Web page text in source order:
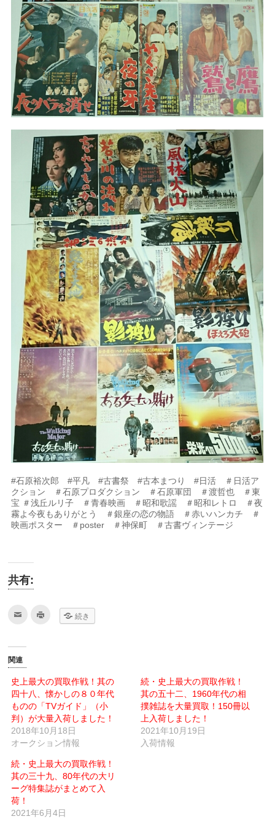
#石原裕次郎 #平凡 #古書祭 #古本まつり #日活 ＃日活ア
クション ＃石原プロダクション ＃石原軍団 ＃渡哲也 ＃東
宝 ＃浅丘ルリ子 ＃青春映画 ＃昭和歌謡 ＃昭和レトロ ＃夜
霧よ今夜もありがとう ＃銀座の恋の物語 ＃赤いハンカチ ＃
映画ポスター ＃poster ＃神保町 ＃古書ヴィンテージ
共有:
て
メ
ー
ル
で
送
信
(新
し
ウ
ン
ド
ウ
で
開
き
ま
す)
し
い
ウ
ィ
ン
ド
ウ
で
開
き
す)
続き
関連
史上最大の買取作戦！其の
四十八、懐かしの８０年代
ものの「TVガイド」（小
判）が大量入荷しました！
2018年10月18日
オークション情報
続・史上最大の買取作戦！
其の五十二、1960年代の相
撲雑誌を大量買取！150冊以
上入荷しました！
2021年10月19日
入荷情報
続・史上最大の買取作戦！
其の三十九、80年代の大リ
ーグ特集誌がまとめて入
荷！
2021年6月4日